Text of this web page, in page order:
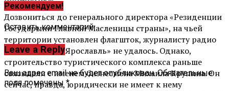
Дозвониться до генерального директора «Резиденции
Государыни Главной Масленицы страны», на чьей
территории установлен флагшток, журналисту радио
«Эхо Москвы — Ярославль» не удалось. Однако,
строительство туристического комплекса раньше
связывали с именем бизнесмена Михаила Крупина. Он
сейчас, правда, юридически не имеет к нему
Рекомендуем!
Оставить комментарий
Leave a Reply
Ваш адрес email не будет опубликован. Обязательные
поля помечены *